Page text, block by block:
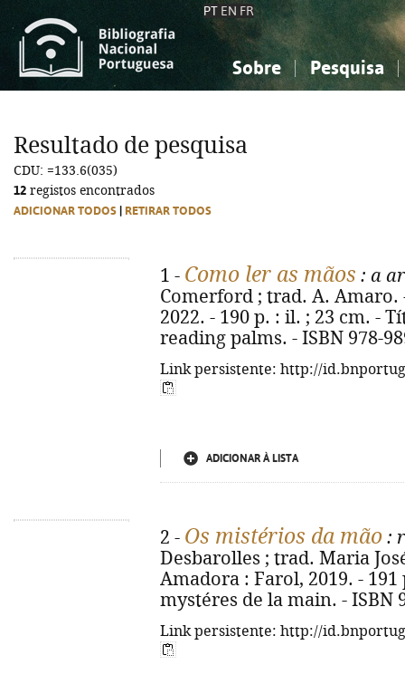
PT EN FR
Sobre Pesquisa
Ciências sociais...
Ciências sociais...
Resultado de pesquisa
CDU: =133.6(035)
12 registos encontrados
ADICIONAR TODOS RETIRAR TODOS
1 - Como ler as mãos : a
Comerford ; trad. A. Amaro.
2022. - 190 p. : il. ; 23 cm. -
reading palms. - ISBN 978-
Link persistente: http://
ADICIONAR À LISTA
2 - Os mistérios da mão :
Desbarolles ; trad. Maria
Amadora : Farol, 2019. -
mystéres de la main. - ISBN
Link persistente: http://